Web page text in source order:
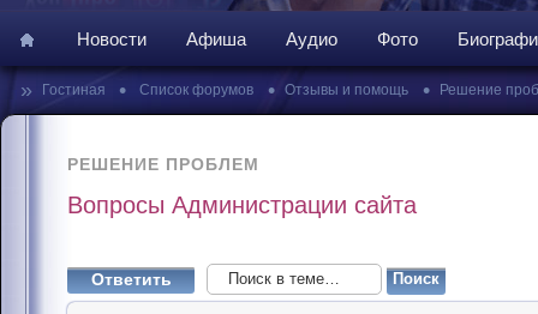
Новости Афиша Аудио Фото
» Гостиная • Список форумов • Отзывы и помощь • Решение
РЕШЕНИЕ ПРОБЛЕМ
Вопросы Администрации сайта
Ответить